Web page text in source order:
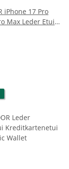
iPhone 17 Pro
Max Leder Etui
Braun